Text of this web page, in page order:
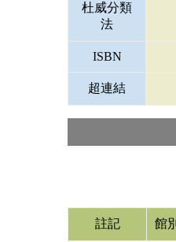
杜威分類
法
ISBN
超連結
註記 館